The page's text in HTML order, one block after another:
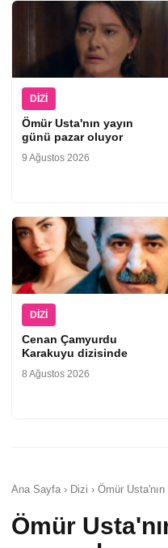
DIZI
Ömür Usta'nın yayın
günü pazar oluyor
9 Ağustos 2026
DIZI
Cenan Çamyurdu
Karakuyu dizisinde
8 Ağustos 2026
Ana Sayfa › Dizi › Ömür
Ömür